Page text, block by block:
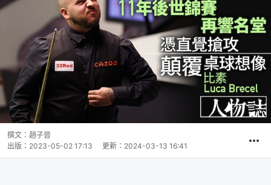
撰文： 趙子晉
出版： 2023-05-02 17:13 更新： 2024-03-13 16:41